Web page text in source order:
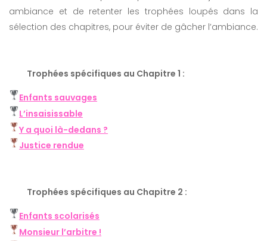
ambiance et de retenter les trophées loupés dans la
sélection des chapitres, pour éviter de gâcher l’ambiance.
Trophées spécifiques au Chapitre 1 :
Enfants sauvages
L’insaisissable
Y a quoi là-dedans ?
Justice rendue
Trophées spécifiques au Chapitre 2 :
Enfants scolarisés
Monsieur l’arbitre !